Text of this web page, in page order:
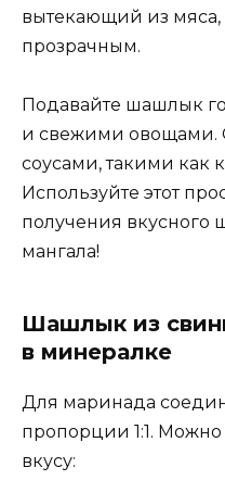
вытекающий из
прозрачным.
Подавайте шашлык
и свежими овощами.
соусами, такими как
Используйте этот
получения вкусного
мангала!
Шашлык из
в минералке
Для маринада
пропорции 1:1.
вкусу: